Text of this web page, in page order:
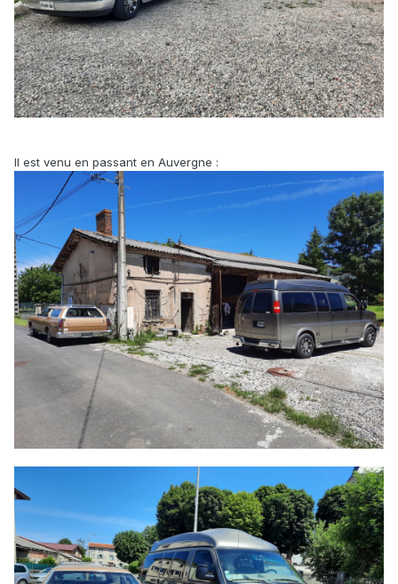
Il est venu en passant en Auvergne :